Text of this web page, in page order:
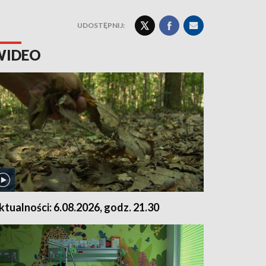
UDOSTĘPNIJ:
6.08.2026, godz. 21.30